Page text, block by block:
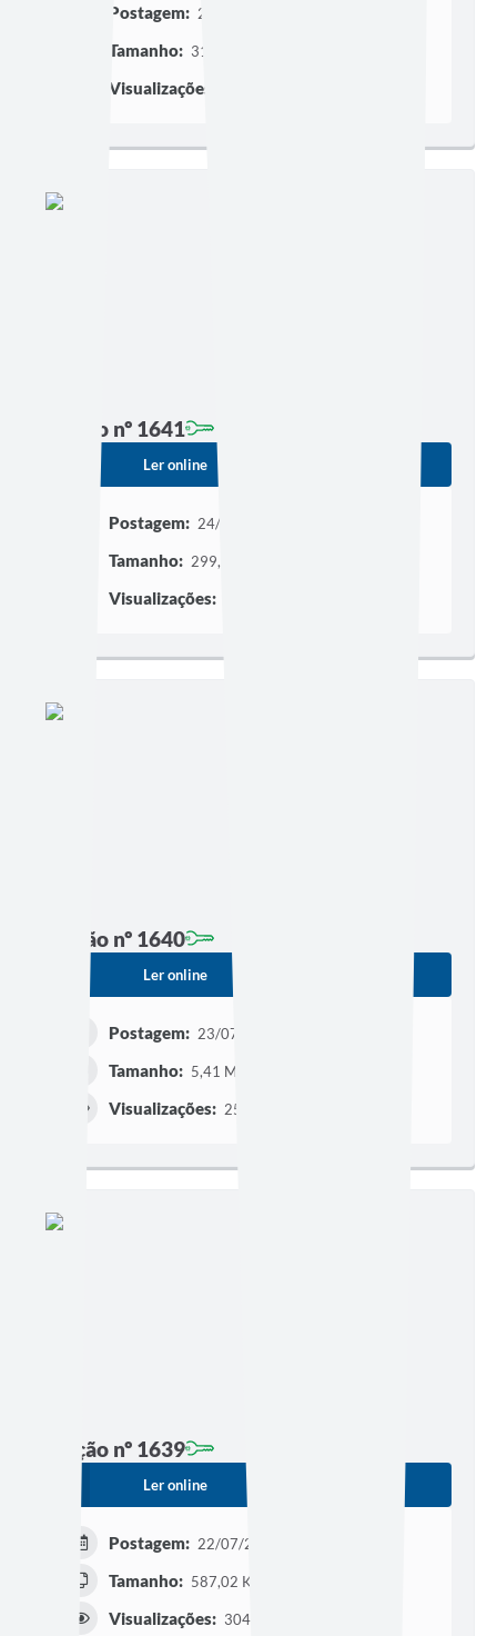
Postagem: 27/07/2026 às 00h01
Tamanho: 319,89 KB | 4 páginas
Visualizações:
Edição nº 1641
Ler online
Postagem: 24/07/2026 às 00h01
Tamanho: 299,74 KB | 3 páginas
Visualizações:
Edição nº 1640
Ler online
Postagem: 23/07/2026 às 00h01
Tamanho: 5,41 MB | 72 páginas
Visualizações: 255
Edição nº 1639
Ler online
Postagem: 22/07/2026 às 00h01
Tamanho: 587,02 KB | 37 páginas
Visualizações: 304